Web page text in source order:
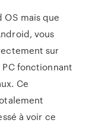
OS mais que
vous
sur
fonctionnant
Ce
à voir ce